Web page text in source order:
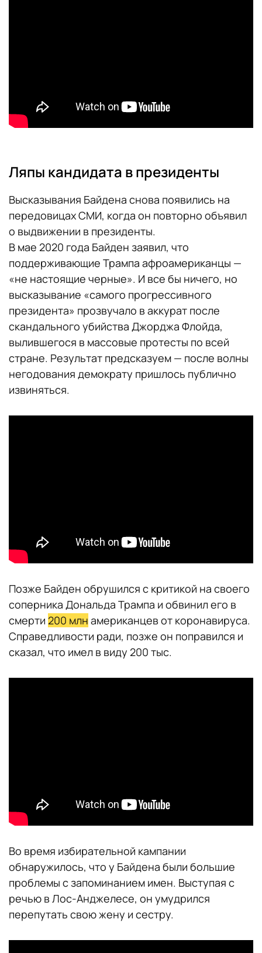
Ляпы кандидата в президенты
Высказывания Байдена снова появились на
передовицах СМИ, когда он повторно объявил
о выдвижении в президенты.
В мае 2020 года Байден заявил, что
поддерживающие Трампа афроамериканцы —
«не настоящие черные». И все бы ничего, но
высказывание «самого прогрессивного
президента» прозвучало в аккурат после
скандального убийства Джорджа Флойда,
вылившегося в массовые протесты по всей
стране. Результат предсказуем — после волны
негодования демократу пришлось публично
извиняться.
Позже Байден обрушился с критикой на своего
соперника Дональда Трампа и обвинил его в
смерти 200 млн американцев от коронавируса.
Справедливости ради, позже он поправился и
сказал, что имел в виду 200 тыс.
Во время избирательной кампании
обнаружилось, что у Байдена были большие
проблемы с запоминанием имен. Выступая с
речью в Лос-Анджелесе, он умудрился
перепутать свою жену и сестру.